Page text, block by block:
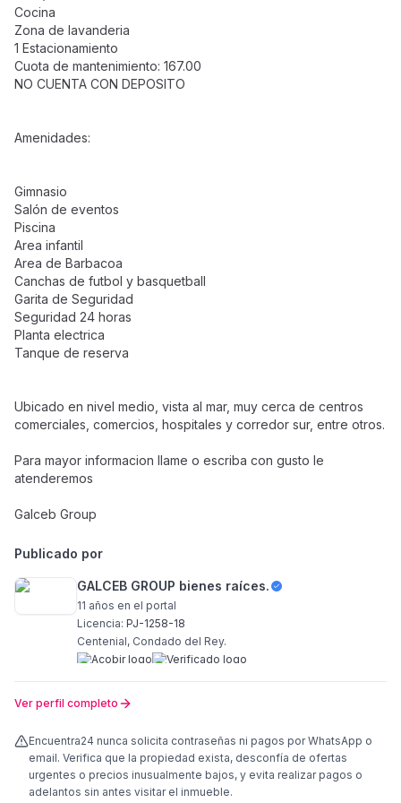
Cocina
Zona de lavanderia
1 Estacionamiento
Cuota de mantenimiento: 167.00
NO CUENTA CON DEPOSITO
Amenidades:
Gimnasio
Salón de eventos
Piscina
Area infantil
Area de Barbacoa
Canchas de futbol y basquetball
Garita de Seguridad
Seguridad 24 horas
Planta electrica
Tanque de reserva
Ubicado en nivel medio, vista al mar, muy cerca de centros
comerciales, comercios, hospitales y corredor sur, entre otros.
Para mayor informacion llame o escriba con gusto le
atenderemos
Galceb Group
Publicado por
GALCEB GROUP bienes raíces.
11 años en el portal
Licencia: PJ-1258-18
Centenial, Condado del Rey.
Ver perfil completo
Encuentra24 nunca solicita contraseñas ni pagos por WhatsApp o
email. Verifica que la propiedad exista, desconfía de ofertas
urgentes o precios inusualmente bajos, y evita realizar pagos o
adelantos sin antes visitar el inmueble.